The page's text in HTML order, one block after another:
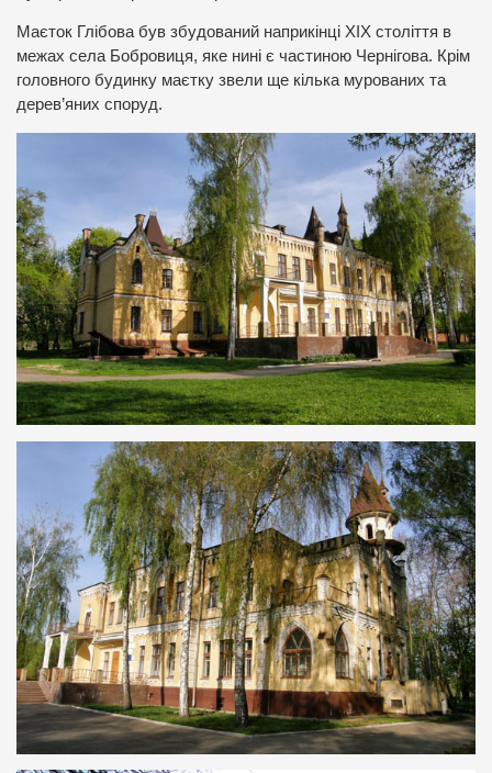
Маєток Глібова був збудований наприкінці ХІХ століття в
межах села Бобровиця, яке нині є частиною Чернігова. Крім
головного будинку маєтку звели ще кілька мурованих та
дерев’яних споруд.